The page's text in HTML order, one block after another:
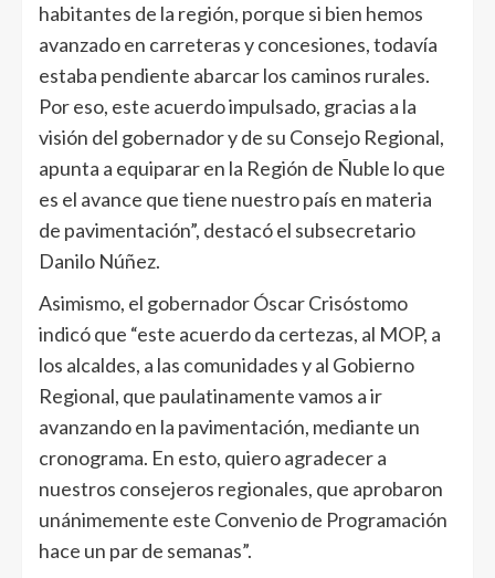
habitantes de la región, porque si bien hemos
avanzado en carreteras y concesiones, todavía
estaba pendiente abarcar los caminos rurales.
Por eso, este acuerdo impulsado, gracias a la
visión del gobernador y de su Consejo Regional,
apunta a equiparar en la Región de Ñuble lo que
es el avance que tiene nuestro país en materia
de pavimentación”, destacó el subsecretario
Danilo Núñez.
Asimismo, el gobernador Óscar Crisóstomo
indicó que “este acuerdo da certezas, al MOP, a
los alcaldes, a las comunidades y al Gobierno
Regional, que paulatinamente vamos a ir
avanzando en la pavimentación, mediante un
cronograma. En esto, quiero agradecer a
nuestros consejeros regionales, que aprobaron
unánimemente este Convenio de Programación
hace un par de semanas”.